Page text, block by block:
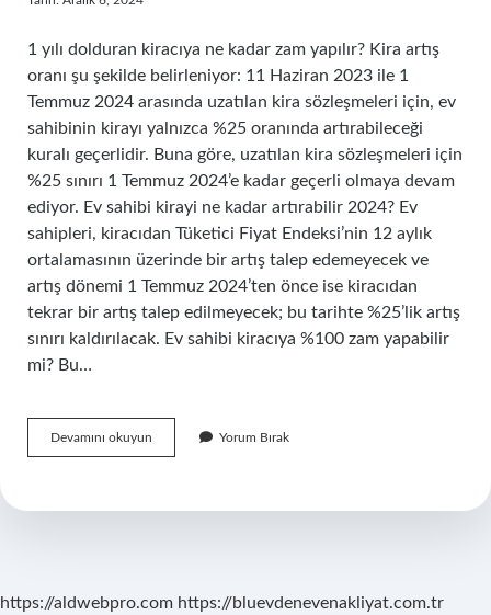
1 yılı dolduran kiracıya ne kadar zam yapılır? Kira artış
oranı şu şekilde belirleniyor: 11 Haziran 2023 ile 1
Temmuz 2024 arasında uzatılan kira sözleşmeleri için, ev
sahibinin kirayı yalnızca %25 oranında artırabileceği
kuralı geçerlidir. Buna göre, uzatılan kira sözleşmeleri için
%25 sınırı 1 Temmuz 2024’e kadar geçerli olmaya devam
ediyor. Ev sahibi kirayi ne kadar artırabilir 2024? Ev
sahipleri, kiracıdan Tüketici Fiyat Endeksi’nin 12 aylık
ortalamasının üzerinde bir artış talep edemeyecek ve
artış dönemi 1 Temmuz 2024’ten önce ise kiracıdan
tekrar bir artış talep edilmeyecek; bu tarihte %25’lik artış
sınırı kaldırılacak. Ev sahibi kiracıya %100 zam yapabilir
mi? Bu…
Devamını okuyun
Yıllık
Kadar
Yorum Bırak
https://aldwebpro.com https://bluevdenevenakliyat.com.tr